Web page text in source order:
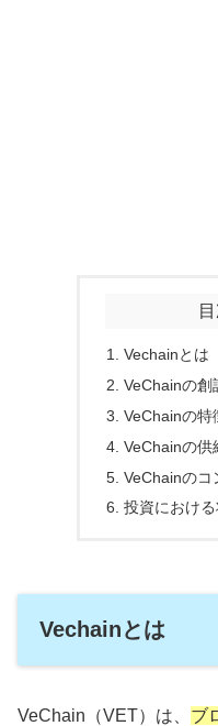
Vechainとは
VeChainの創
VeChainの特
VeChainの供
VeChainのコ
投資におけ
Vechainとは
VeChain（VET）は、 ブ